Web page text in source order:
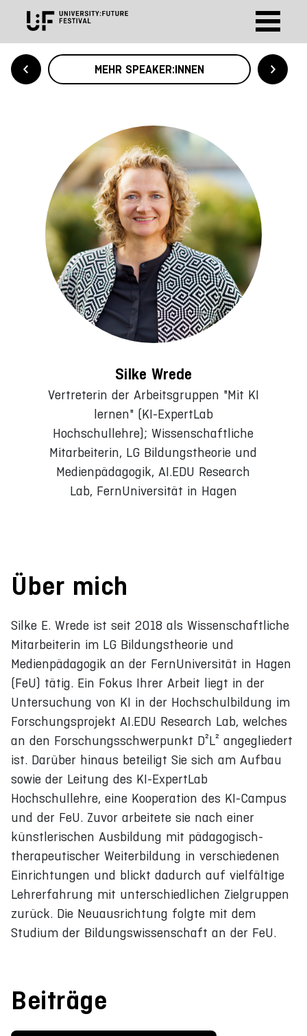
MEHR SPEAKER:INNEN
Silke Wrede
Vertreterin der Arbeitsgruppen "Mit KI
lernen" (KI-ExpertLab
Hochschullehre); Wissenschaftliche
Mitarbeiterin, LG Bildungstheorie und
Medienpädagogik, AI.EDU Research
Lab, FernUniversität in Hagen
Über mich
Silke E. Wrede ist seit 2018 als Wissenschaftliche
Mitarbeiterin im LG Bildungstheorie und
Medienpädagogik an der FernUniversität in Hagen
(FeU) tätig. Ein Fokus Ihrer Arbeit liegt in der
Untersuchung von KI in der Hochschulbildung im
Forschungsprojekt AI.EDU Research Lab, welches
an den Forschungsschwerpunkt D²L² angegliedert
ist. Darüber hinaus beteiligt Sie sich am Aufbau
sowie der Leitung des KI-ExpertLab
Hochschullehre, eine Kooperation des KI-Campus
und der FeU. Zuvor arbeitete sie nach einer
künstlerischen Ausbildung mit pädagogisch-
therapeutischer Weiterbildung in verschiedenen
Einrichtungen und blickt dadurch auf vielfältige
Lehrerfahrung mit unterschiedlichen Zielgruppen
zurück. Die Neuausrichtung folgte mit dem
Studium der Bildungswissenschaft an der FeU.
Beiträge